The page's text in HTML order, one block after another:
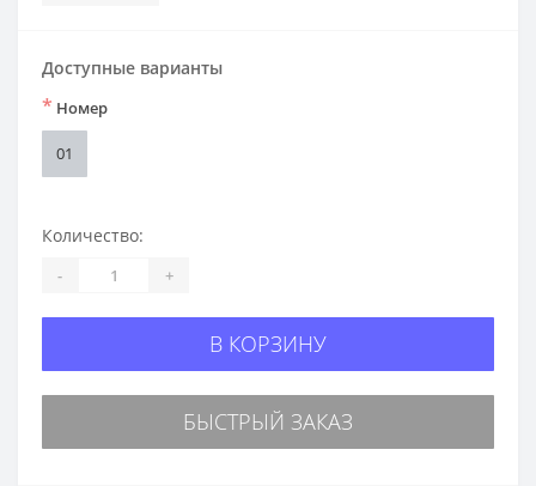
Доступные варианты
* Номер
01
Количество:
- +
В КОРЗИНУ
БЫСТРЫЙ ЗАКАЗ